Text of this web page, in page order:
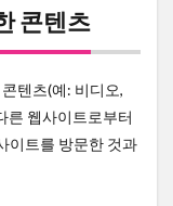
콘텐츠
텐츠(예: 비디오,
른 웹사이트로부터
이트를 방문한 것과